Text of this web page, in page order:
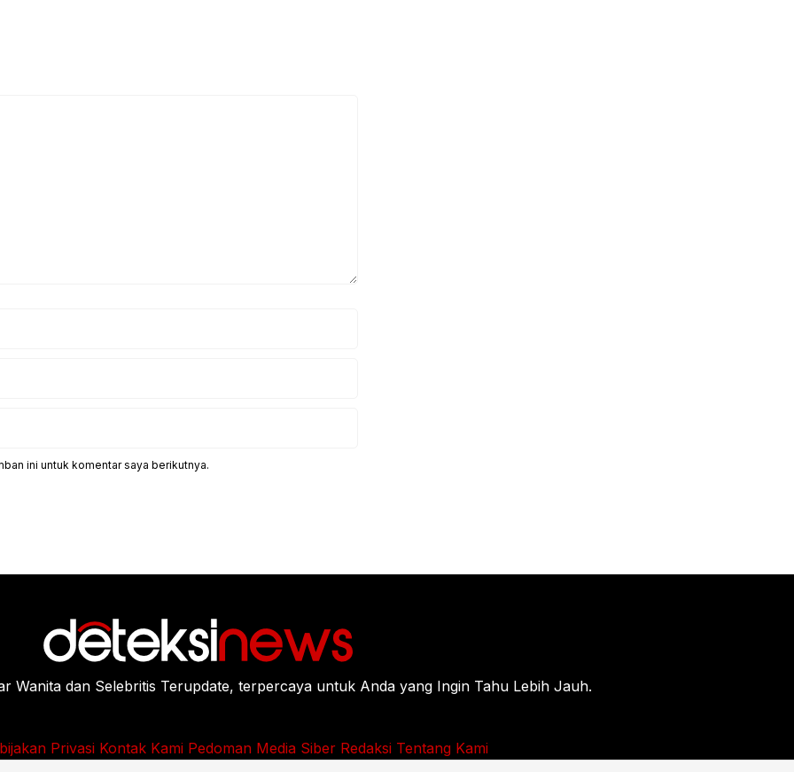
ini untuk komentar saya berikutnya.
Wanita dan Selebritis Terupdate, terpercaya untuk Anda yang Ingin Tahu Lebih Jauh.
Privasi Kontak Kami Pedoman Media Siber Redaksi Tentang Kami